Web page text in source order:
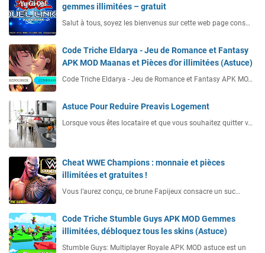
gemmes illimitées – gratuit
Salut à tous, soyez les bienvenus sur cette web page cons…
Code Triche Eldarya - Jeu de Romance et Fantasy
APK MOD Maanas et Pièces d'or illimitées (Astuce)
Code Triche Eldarya - Jeu de Romance et Fantasy APK MO…
Astuce Pour Reduire Preavis Logement
Lorsque vous êtes locataire et que vous souhaitez quitter v…
Cheat WWE Champions : monnaie et pièces
illimitées et gratuites !
Vous l’aurez conçu, ce brune Fapijeux consacre un suc…
Code Triche Stumble Guys APK MOD Gemmes
illimitées, débloquez tous les skins (Astuce)
Stumble Guys: Multiplayer Royale APK MOD astuce est un